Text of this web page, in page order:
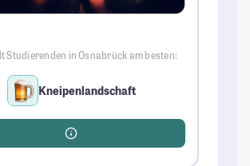
Studierenden in Osnabrück am besten:
Kneipenlandschaft